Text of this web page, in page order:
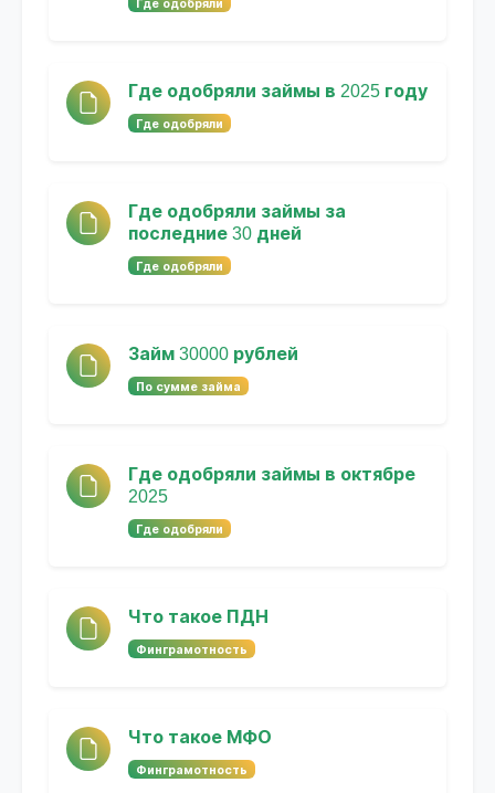
Где одобряли
Где одобряли займы в 2025 году
Где одобряли
Где одобряли займы за
последние 30 дней
Где одобряли
Займ 30000 рублей
По сумме займа
Где одобряли займы в октябре
2025
Где одобряли
Что такое ПДН
Финграмотность
Что такое МФО
Финграмотность